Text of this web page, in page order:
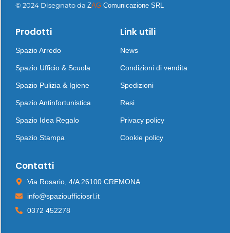
© 2024 Disegnato da ZAG Comunicazione SRL
Prodotti
Spazio Arredo
Spazio Ufficio & Scuola
Spazio Pulizia & Igiene
Spazio Antinfortunistica
Spazio Idea Regalo
Spazio Stampa
Link utili
News
Condizioni di vendita
Spedizioni
Resi
Privacy policy
Cookie policy
Contatti
Via Rosario, 4/A 26100 CREMONA
info@spazioufficiosrl.it
0372 452278